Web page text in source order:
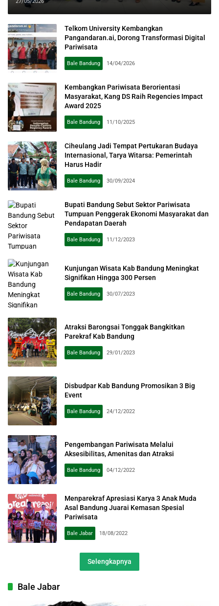
Telkom University Kembangkan
Pangandaran.ai, Dorong Transformasi Digital
Pariwisata
Bale Bandung 14/04/2026
Kembangkan Pariwisata Berorientasi
Masyarakat, Kang DS Raih Regencies Impact
Award 2025
Bale Bandung 11/10/2025
Ciheulang Jadi Tempat Pertukaran Budaya
Internasional, Tarya Witarsa: Pemerintah
Harus Hadir
Bale Bandung 30/09/2024
Bupati Bandung Sebut Sektor Pariwisata
Tumpuan Penggerak Ekonomi Masyarakat dan
Pendapatan Daerah
Bale Bandung 11/12/2023
Kunjungan Wisata Kab Bandung Meningkat
Signifikan Hingga 300 Persen
Bale Bandung 30/07/2023
Atraksi Barongsai Tonggak Bangkitkan
Parekraf Kab Bandung
Bale Bandung 29/01/2023
Disbudpar Kab Bandung Promosikan 3 Big
Event
Bale Bandung 24/12/2022
Pengembangan Pariwisata Melalui
Aksesibilitas, Amenitas dan Atraksi
Bale Bandung 04/12/2022
Menparekraf Apresiasi Karya 3 Anak Muda
Asal Bandung Juarai Kemasan Spesial
Pariwisata
Bale Jabar 18/08/2022
Selengkapnya
Bale Jabar